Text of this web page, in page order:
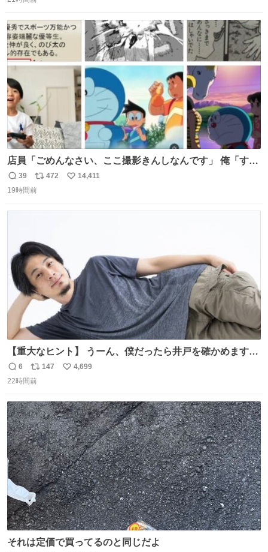
信
ポ
ト
数
数
店員「ごめんなさい、ここ撮影きんしなんです」 俺「すみ
ません！すぐ消します」 店員「念のためフォルダから消し
返
信
39
リ
ポ
472
い
14,411
19時間前
【重大なヒント】 うーん、僕だったら井戸を確かめますけ
どね
返
信
6
リ
ポ
ト
数
147
い
数
4,699
22時間前
それは定価で買ってるのと同じだよ